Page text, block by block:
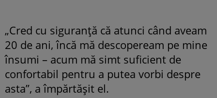
„Cred cu siguranță că atunci când aveam
20 de ani, încă mă descopeream pe mine
însumi – acum mă simt suficient de
confortabil pentru a putea vorbi despre
asta”, a împărtășit el.